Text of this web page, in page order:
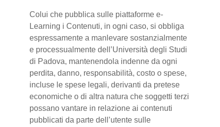
Colui che pubblica sulle piattaforme e-
Learning i Contenuti, in ogni caso, si obbliga
espressamente a manlevare sostanzialmente
e processualmente dell’Università degli Studi
di Padova, mantenendola indenne da ogni
perdita, danno, responsabilità, costo o spese,
incluse le spese legali, derivanti da pretese
economiche o di altra natura che soggetti terzi
possano vantare in relazione ai contenuti
pubblicati da parte dell’utente sulle